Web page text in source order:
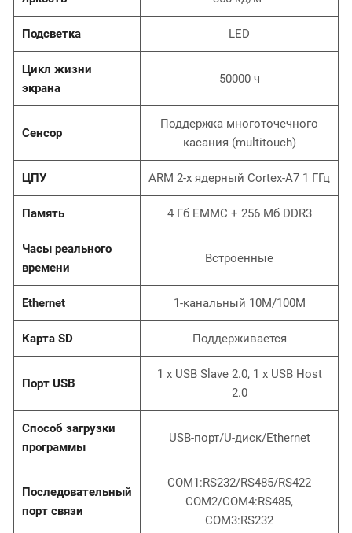
Подсветка LED
Цикл жизни
экрана
50000 ч
Сенсор
Поддержка многоточечного
касания (multitouch)
ЦПУ ARM 2-х ядерный Cortex-A7 1 ГГц
Память 4 Гб EMMC + 256 Мб DDR3
Часы реального
времени
Встроенные
Ethernet 1-канальный 10M/100M
Карта SD Поддерживается
Порт USB
1 х USB Slave 2.0, 1 х USB Host
2.0
Способ загрузки
программы
USB-порт/U-диск/Ethernet
Последовательный
порт связи
COM1:RS232/RS485/RS422
COM2/COM4:RS485,
COM3:RS232